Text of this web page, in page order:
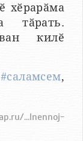
хӗрарӑма
тӑрать.
килӗ
#саламсем,
...lnennoj-